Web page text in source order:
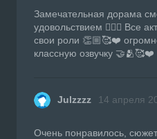
Замечательная дорама
удовольствием 👍🏼🔥 Все
свои роли 👏🏼🥰❤️
классную озвучку 🤝🫂🥰❤️
Julzzzz 14 апреля
Очень понравилось,